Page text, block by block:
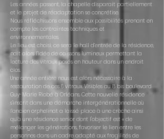
Les années passent, la chapelle disparait partiellement
et le projet de réadaptation se concrétise.
Nous réfléchissons ensemble aux possibilités prenant en
compte les contraintes techniques et
environnementales.
Le lieu est choisi, ce sera le hall d’entrée de la résidence,
nait alors l’idée de caissons lumineux permettant la
lecture des vitraux posés en hauteur dans un endroit
clos.
Une année entière nous est alors nécessaire à la
restauration de ces 6 vitraux. Visibles au 8 bis boulevard
Guy-Marie Riobé à Orléans. Cette nouvelle résidence
s’inscrit dans une démarche intergénérationnelle où
l’ancien orphelinat a laissé place à une crèche ainsi
qu’à une résidence senior dont l'objectif est « de
mélanger les générations, favoriser le lien entre les
personnes dans un cadre adapté aux fragilités de